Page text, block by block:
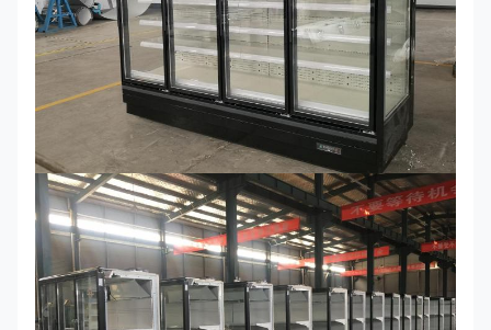
-2 /+4
GAEAECO
290S/M/LX
2900*750/850/1000*2200
GAEAECO
3750*750/850/1000*2200
GAEAECO
L 끝
(40X2)
*750/850/1000*2200